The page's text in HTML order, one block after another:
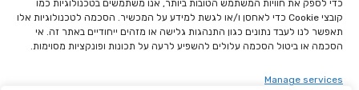
כדי לספק את חוויות המשתמש הטובות ביותר, אנו משתמשים בטכנולוגיות כמו
קובצי Cookie כדי לאחסן ו/או לגשת למידע על המכשיר. הסכמה לטכנולוגיות אלו
תאפשר לנו לעבד נתונים כגון התנהגות גלישה או מזהים ייחודיים באתר זה. אי
הסכמה או ביטול הסכמה עלולים להשפיע לרעה על תכונות ופונקציות מסוימות.
Manage services
© 2026 Miss.co.il Made With